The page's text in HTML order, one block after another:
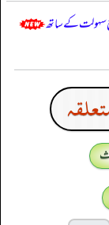
سہولت کے ساتھ